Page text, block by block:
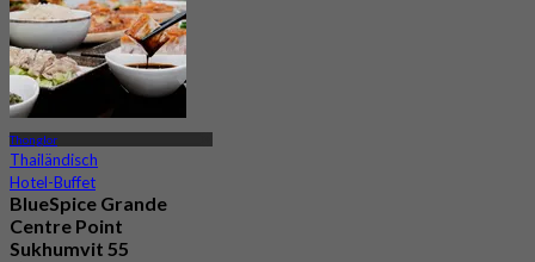
Thonglor
Thailändisch
Hotel-Buffet
BlueSpice Grande
Centre Point
Sukhumvit 55